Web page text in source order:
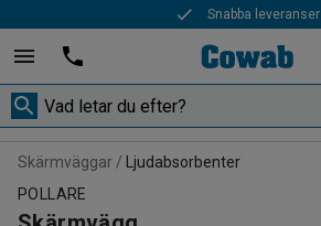
Snabba leveranser
Skärmväggar
Ljudabsorbenter
POLLARE